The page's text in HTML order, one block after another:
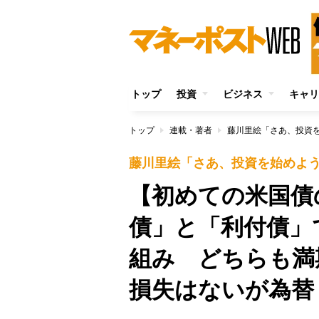
トップ 投資 ビジネス キャ
トップ 連載・著者 藤川里絵「さあ、投資
藤川里絵「さあ、投資を始めよう
【初めての米国
債」と「利付債
組み どちらも満
損失はないが為